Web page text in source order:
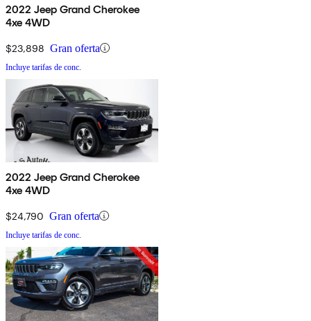
2022 Jeep Grand Cherokee
4xe 4WD
$23,898 Gran oferta
Incluye tarifas de conc.
2022 Jeep Grand Cherokee
4xe 4WD
$24,790 Gran oferta
Incluye tarifas de conc.